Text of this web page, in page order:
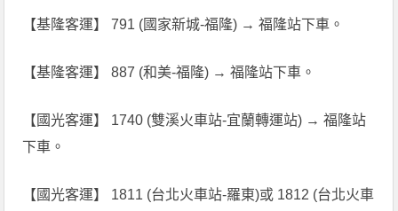
【基隆客運】 791 (國家新城-福隆) → 福隆站下車。
【基隆客運】 887 (和美-福隆) → 福隆站下車。
【國光客運】 1740 (雙溪火車站-宜蘭轉運站) → 福隆站
下車。
【國光客運】 1811 (台北火車站-羅東)或 1812 (台北火車